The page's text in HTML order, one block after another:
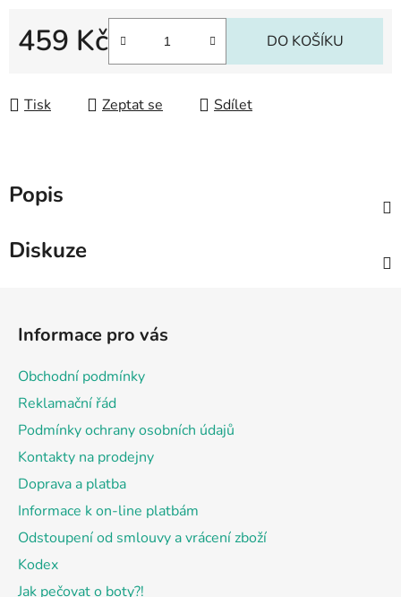
459 Kč DO KOŠÍKU
Tisk Zeptat se Sdílet
Popis
Diskuze
Informace pro vás
Obchodní podmínky
Reklamační řád
Podmínky ochrany osobních údajů
Kontakty na prodejny
Doprava a platba
Informace k on-line platbám
Odstoupení od smlouvy a vrácení zboží
Kodex
Jak pečovat o boty?!